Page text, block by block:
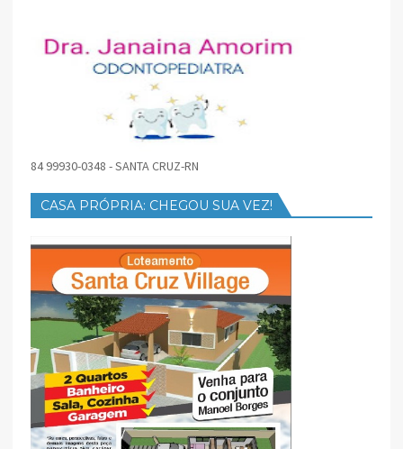
84 99930-0348 - SANTA CRUZ-RN
CASA PRÓPRIA: CHEGOU SUA VEZ!